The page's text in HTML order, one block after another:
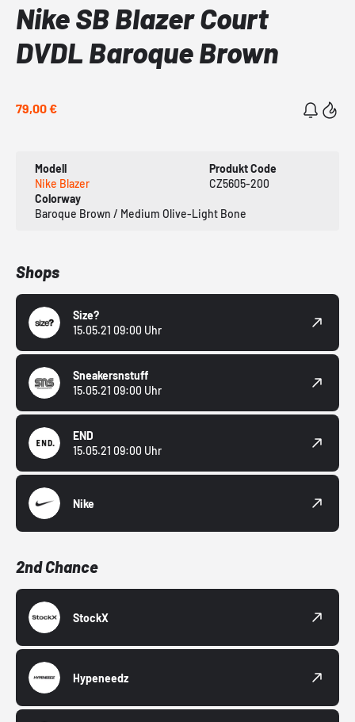
Nike SB Blazer Court
DVDL Baroque Brown
79,00 €
Modell
Nike Blazer
Produkt Code
CZ5605-200
Colorway
Baroque Brown / Medium Olive-Light Bone
Shops
Size?
15.05.21 09:00 Uhr
Sneakersnstuff
15.05.21 09:00 Uhr
END
15.05.21 09:00 Uhr
Nike
2nd Chance
StockX
Hypeneedz